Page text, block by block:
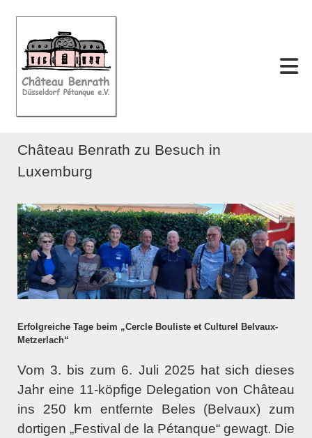
Château Benrath zu Besuch in
Luxemburg
Erfolgreiche Tage beim „Cercle Bouliste et Culturel Belvaux-
Metzerlach“
Vom 3. bis zum 6. Juli 2025 hat sich dieses
Jahr eine 11-köpfige Delegation von Château
ins 250 km entfernte Beles (Belvaux) zum
dortigen „Festival de la Pétanque“ gewagt. Die